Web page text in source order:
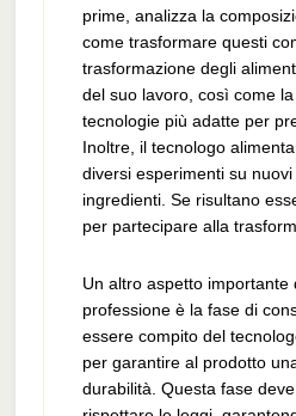
prime, analizza la
come trasformare questi
trasformazione degli
del suo lavoro, così come
tecnologie più adatte per
Inoltre, il tecnologo
diversi esperimenti su
ingredienti. Se risultano
per partecipare alla
Un altro aspetto importante
professione è la fase di
essere compito del
per garantire al prodotto
durabilità. Questa fase